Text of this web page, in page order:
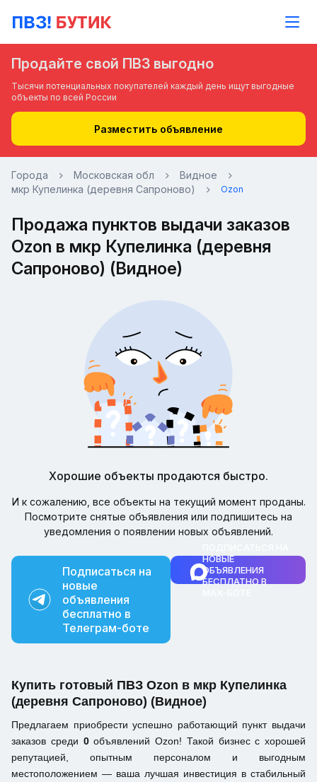
Продайте свой ПВЗ выгодно
Тысячи потенциальных покупателей каждый день ищут выгодные
объекты по всей России
Разместить объявление
Города Московская обл
Видное
мкр Купелинка (деревня Сапроново)
Ozon
Продажа пунктов выдачи заказов
Ozon в мкр Купелинка (деревня
Сапроново) (Видное)
Хорошие объекты продаются быстро.
И к сожалению, все объекты на текущий момент проданы.
Посмотрите снятые объявления или подпишитесь на
уведомления о появлении новых объявлений.
Подписаться на
новые
объявления
бесплатно в
Телеграм-боте
НОВЫЕ
ОБЪЯВЛЕНИЯ
БЕСПЛАТНО В
Купить готовый ПВЗ Ozon в мкр Купелинка
(деревня Сапроново) (Видное)
Предлагаем приобрести успешно работающий пункт выдачи
заказов среди 0объявлений Ozon! Такой бизнес с хорошей
репутацией, опытным персоналом и выгодным
местоположением — ваша лучшая инвестиция в стабильный